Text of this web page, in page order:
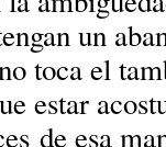
un
toca el
estar
de esa